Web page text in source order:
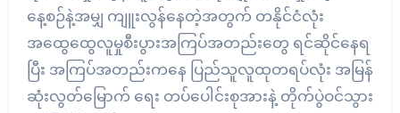
နေ့စဉ်နဲ့အမျှ ကျူးလွန်နေတဲ့အတွက် တနိုင်ငံလုံး
အထွေထွေလူမှုစီးပွားအကြပ်အတည်းတွေ ရင်ဆိုင်နေရ
ပြီး အကြပ်အတည်းကနေ ပြည်သူလူထုတရပ်လုံး အမြန်
ဆုံးလွတ်မြောက် ရေး တပ်ပေါင်းစုအားနဲ့ တိုက်ပွဲဝင်သွား